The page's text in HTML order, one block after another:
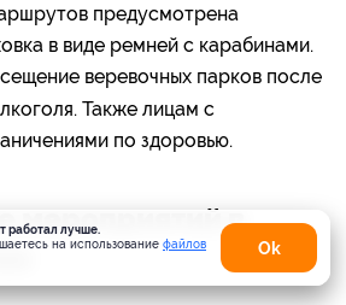
предусмотрена
в виде ремней с карабинами.
веревочных парков после
Также лицам с
по здоровью.
мероприятий в
работал лучше.
на использование файлов
Оk